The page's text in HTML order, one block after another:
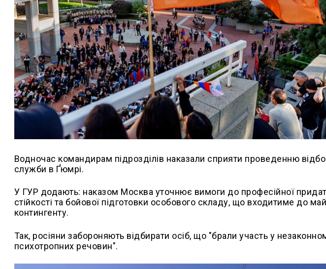
Водночас командирам підрозділів наказали сприяти проведенню
служби в Ґюмрі.
У ГУР додають: наказом Москва уточнює вимоги до професійної
стійкості та бойової підготовки особового складу, що входитиме до
контингенту.
Так, росіяни забороняють відбирати осіб, що "брали участь у
психотропних речовин".